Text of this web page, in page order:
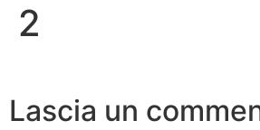
2
Lascia un